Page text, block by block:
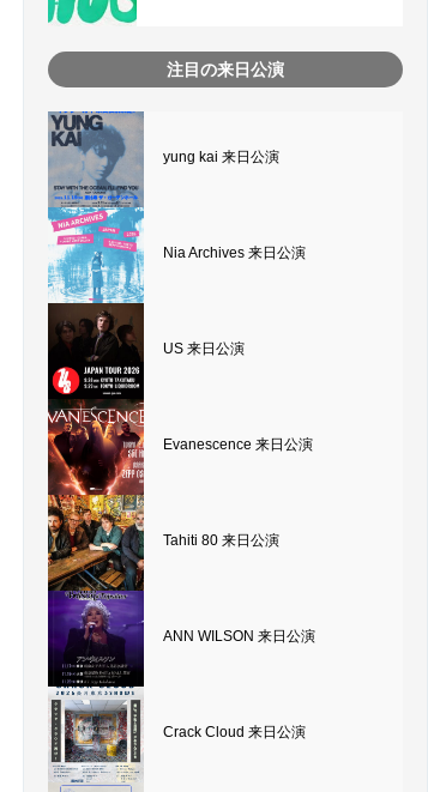
注目の来日公演
yung kai 来日公演
Nia Archives 来日公演
US 来日公演
Evanescence 来日公演
Tahiti 80 来日公演
ANN WILSON 来日公演
Crack Cloud 来日公演